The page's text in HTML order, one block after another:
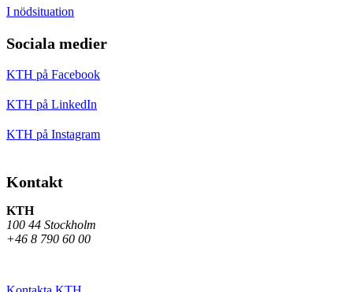
I nödsituation
Sociala medier
KTH på Facebook
KTH på LinkedIn
KTH på Instagram
Kontakt
KTH
100 44 Stockholm
+46 8 790 60 00